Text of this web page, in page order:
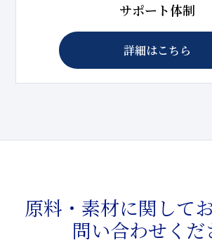
サポート体制
詳細はこちら
原料・素材に関して
問い合わせくだ